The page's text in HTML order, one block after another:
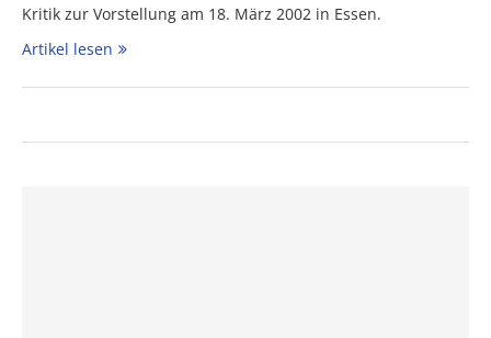
Kritik zur Vorstellung am 18. März 2002 in Essen.
Artikel lesen